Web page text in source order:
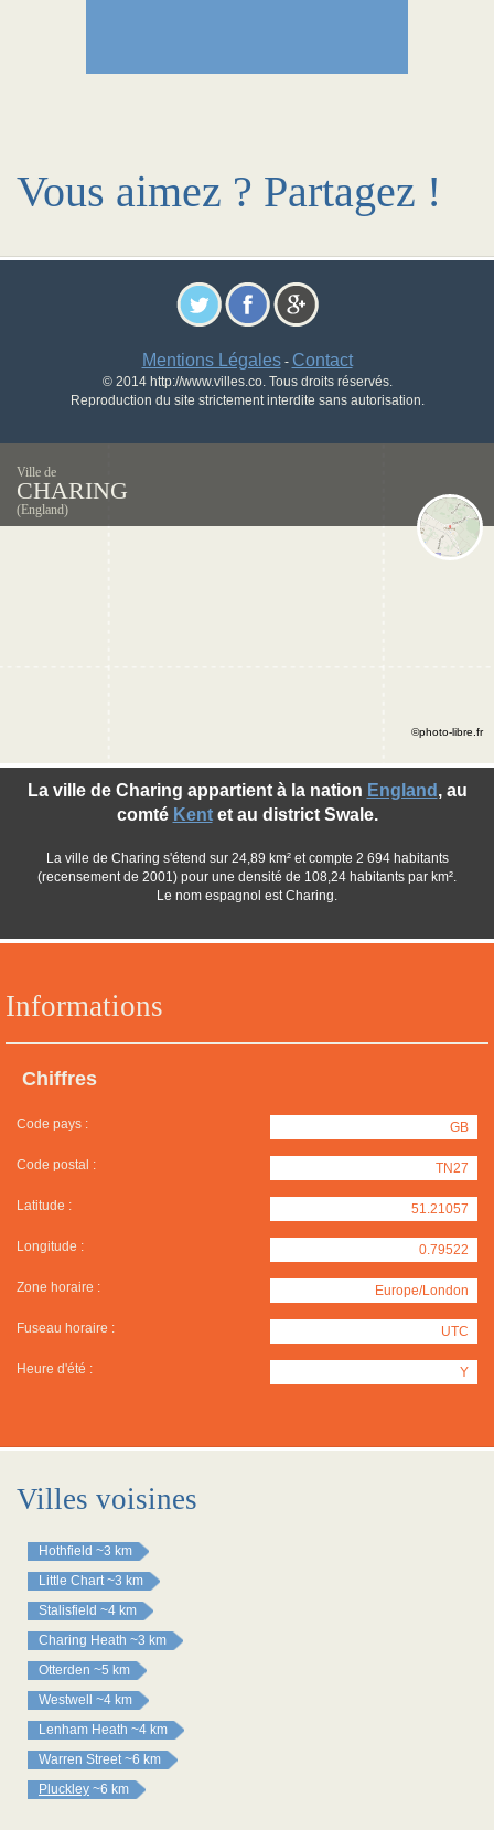
Vous aimez ? Partagez !
Mentions Légales- Contact
© 2014 http://www.villes.co. Tous droits réservés.
Reproduction du site strictement interdite sans autorisation.
Ville de
CHARING
(England)
Informations
Chiffres
Code pays : GB
Code postal : TN27
Latitude : 51.21057
Longitude : 0.79522
Zone horaire : Europe/London
Fuseau horaire : UTC
Heure d'été : Y
La ville de Charing appartient à la nation England , au
comté Kentet au district Swale.
La ville de Charing s'étend sur 24,89 km² et compte 2 694 habitants
(recensement de 2001) pour une densité de 108,24 habitants par km².
Le nom espagnol est Charing.
©photo-libre.fr
Villes voisines
Hothfield ~3 km
Little Chart ~3 km
Stalisfield ~4 km
Charing Heath ~3 km
Otterden ~5 km
Westwell
~4 km
Lenham Heath ~4 km
Warren Street ~6 km
Pluckley ~6 km